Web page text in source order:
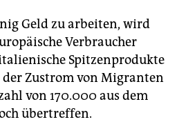
Geld zu arbeiten, wird
Verbraucher
Spitzenprodukte
Zustrom von Migranten
von 170.000 aus dem
übertreffen.